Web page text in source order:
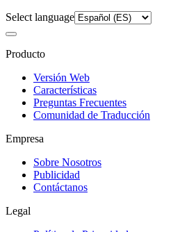
Select language
Producto
Versión Web
Características
Preguntas Frecuentes
Comunidad de Traducción
Empresa
Sobre Nosotros
Publicidad
Contáctanos
Legal